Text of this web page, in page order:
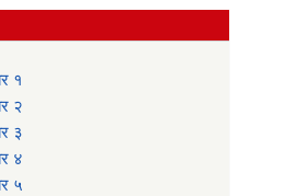
१
२
३
४
५